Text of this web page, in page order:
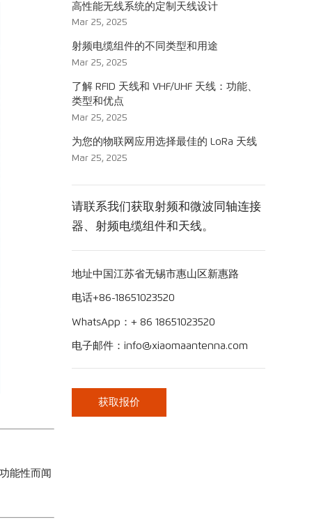
能性而闻
高性能无线系统的定制天线设计
Mar 25, 2025
射频电缆组件的不同类型和用途
Mar 25, 2025
了解 RFID 天线和 VHF/UHF 天线：功能、
类型和优点
Mar 25, 2025
为您的物联网应用选择最佳的 LoRa 天线
Mar 25, 2025
请联系我们获取射频和微波同轴连接
器、射频电缆组件和天线。
地址中国江苏省无锡市惠山区新惠路
电话+86-18651023520
WhatsApp：+ 86 18651023520
电子邮件：info@xiaomaantenna.com
获取报价